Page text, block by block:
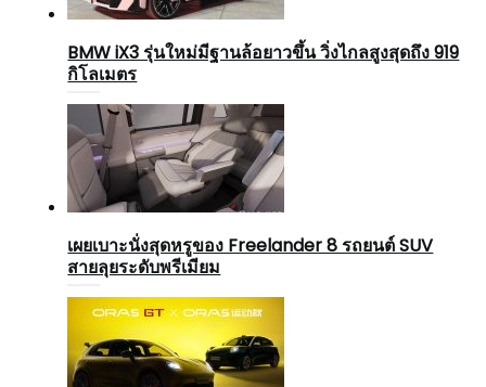
BMW iX3 รุ่นใหม่มีฐานล้อยาวขึ้น วิ่งไกลสูงสุดถึง 919
กิโลเมตร
เผยเบาะนั่งสุดหรูของ Freelander 8 รถยนต์ SUV
สายลุยระดับพรีเมียม